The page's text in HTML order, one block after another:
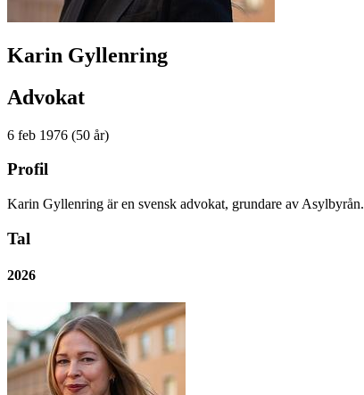
Karin Gyllenring
Advokat
6 feb 1976 (50 år)
Profil
Karin Gyllenring är en svensk advokat, grundare av Asylbyrån.
Tal
2026